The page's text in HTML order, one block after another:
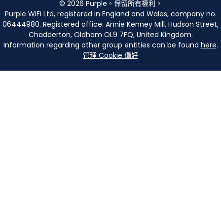
© 2026 Purple。保留所有權利。
Purple WiFi Ltd, registered in England and Wales, company no.
06444980. Registered office: Annie Kenney Mill, Hudson Street,
Chadderton, Oldham OL9 7FQ, United Kingdom.
Information regarding other group entities can be found here.
管理 Cookie 偏好